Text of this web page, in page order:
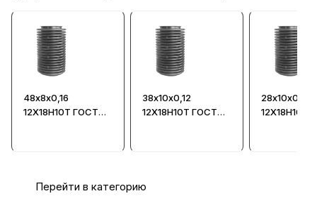
48х8х0,16
12Х18Н10Т ГОСТ
38х10х0,12
12Х18Н10Т ГОСТ
28х10х0,12
12Х18Н10Т
Перейти в категорию